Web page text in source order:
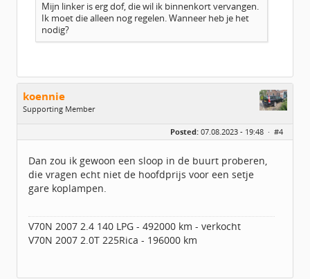
Mijn linker is erg dof, die wil ik binnenkort vervangen.
Ik moet die alleen nog regelen. Wanneer heb je het
nodig?
koennie
Supporting Member
Leeftijd:
41
Geregistreerd: 12 / 2019
Posted: 07.08.2023 - 19:48 · #4
Dan zou ik gewoon een sloop in de buurt proberen,
die vragen echt niet de hoofdprijs voor een setje
gare koplampen.
V70N 2007 2.4 140 LPG - 492000 km - verkocht
V70N 2007 2.0T 225Rica - 196000 km